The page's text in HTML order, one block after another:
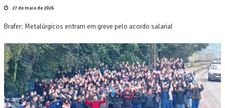
27 de maio de 2026
Brafer: Metalúrgicos entram em greve pelo acordo salarial